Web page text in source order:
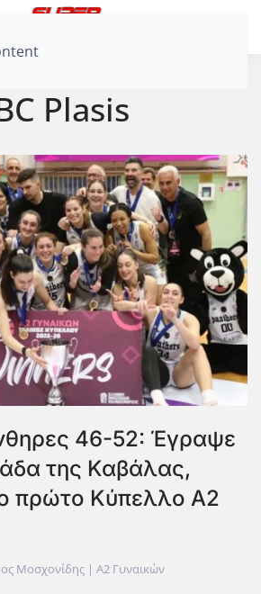
Plasis
46-52: Έγραψε
της Καβάλας,
πρώτο Κύπελλο Α2
Μοσχονίδης | Α2 Γυναικών